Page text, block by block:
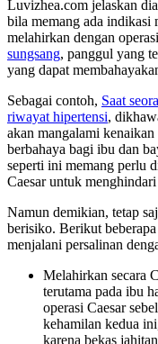
Luvizhea.com jelaskan
bila memang ada indikasi
melahirkan dengan
sungsang, panggul yang
yang dapat
Sebagai contoh, Saat
riwayat hipertensi,
akan mangalami kenaikan
berbahaya bagi ibu dan
seperti ini memang perlu
Caesar untuk
Namun demikian, tetap
berisiko. Berikut
menjalani persalinan
Melahirkan secara
terutama pada ibu
operasi Caesar
kehamilan kedua
karena bekas